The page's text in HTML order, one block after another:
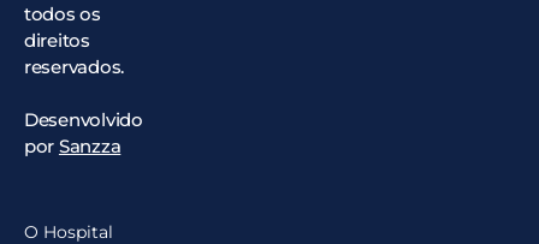
todos os
direitos
reservados.
Desenvolvido
por Sanzza
O Hospital